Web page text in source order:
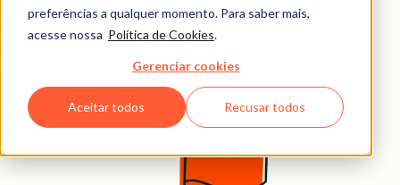
preferências a qualquer momento. Para saber mais,
acesse nossa Política de Cookies.
Gerenciar cookies
Aceitar todos Recusar todos
Saiba como empresas como a sua tiveram resultados
impressionantes com as ferramentas e soluções da